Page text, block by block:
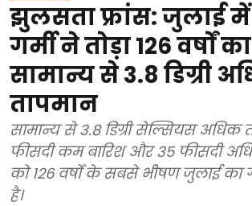
झुलसता फ्रांस: जुलाई में
गर्मी ने तोड़ा 126 वर्षों
सामान्य से 3.8 डिग्री
तापमान
सामान्य से 3.8 डिग्री सेल्सियस अधिक
फीसदी कम बारिश और 35 फीसदी
को 126 वर्षों के सबसे भीषण जुलाई का
है।